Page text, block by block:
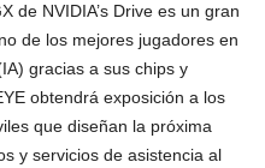
de NVIDIA’s Drive es un gran
de los mejores jugadores en
gracias a sus chips y
obtendrá exposición a los
que diseñan la próxima
y servicios de asistencia al